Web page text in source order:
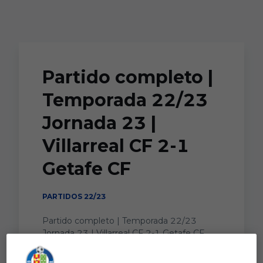
Partido completo |
Temporada 22/23
Jornada 23 |
Villarreal CF 2-1
Getafe CF
PARTIDOS 22/23
Partido completo | Temporada 22/23
Jornada 23 | Villarreal CF 2-1 Getafe CF